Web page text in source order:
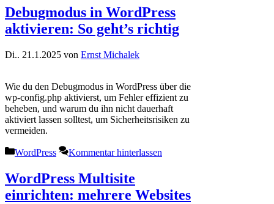
Debugmodus in WordPress
aktivieren: So geht’s richtig
Di.. 21.1.2025 von Ernst Michalek
Wie du den Debugmodus in WordPress über die
wp-config.php aktivierst, um Fehler effizient zu
beheben, und warum du ihn nicht dauerhaft
aktiviert lassen solltest, um Sicherheitsrisiken zu
vermeiden.
Kategorien
WordPress Kommentar hinterlassen
WordPress Multisite
einrichten: mehrere Websites